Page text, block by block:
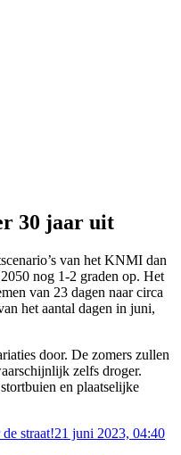
30 jaar uit
van het KNMI dan
nog 1-2 graden op. Het
van 23 dagen naar circa
het aantal dagen in juni,
door. De zomers zullen
zelfs droger.
en plaatselijke
straat!21 juni 2023, 04:40